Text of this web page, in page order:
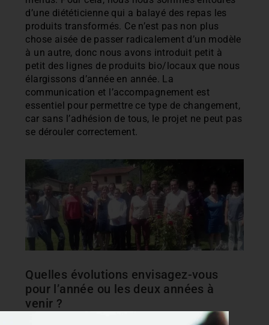
d’une diététicienne qui a balayé des repas les
produits transformés. Ce n’est pas non plus
chose aisée de passer radicalement d’un modèle
à un autre, donc nous avons introduit petit à
petit des lignes de produits bio/locaux que nous
élargissons d’année en année. La
communication et l’accompagnement est
essentiel pour permettre ce type de changement,
car sans l’adhésion de tous, le projet ne peut pas
se dérouler correctement.
Quelles évolutions envisagez-vous
pour l’année ou les deux années à
venir ?